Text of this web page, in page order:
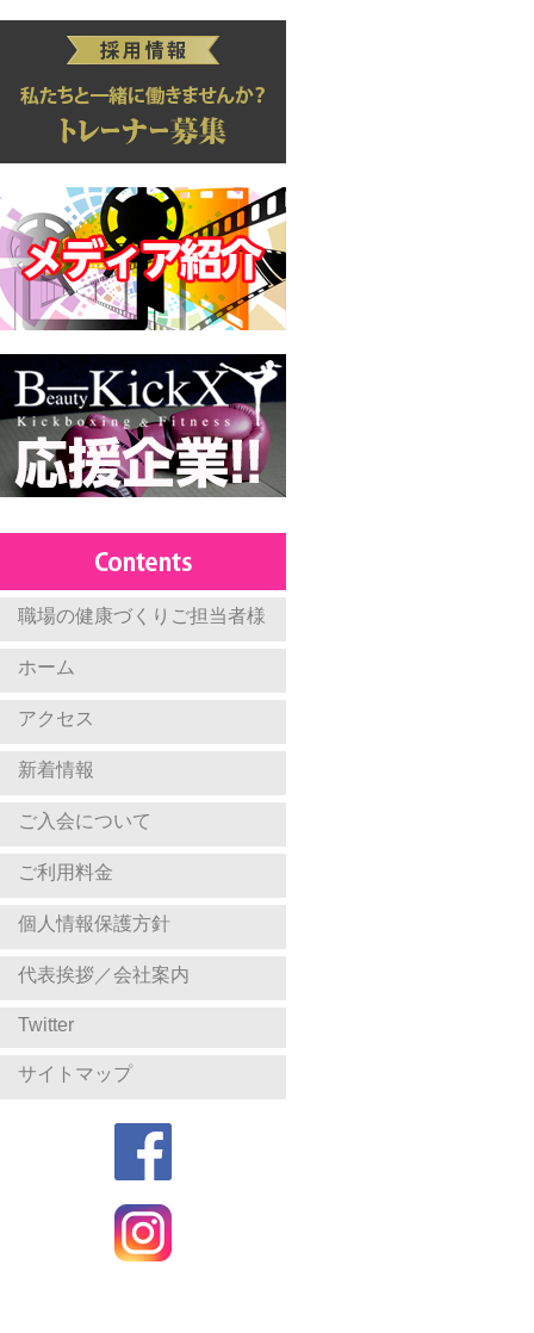
職場の健康づくりご担当者様
ホーム
アクセス
新着情報
ご入会について
ご利用料金
個人情報保護方針
代表挨拶／会社案内
Twitter
サイトマップ